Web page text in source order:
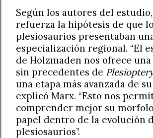
Según los autores del
refuerza la hipótesis de que
plesiosaurios presentaban
especialización regional. “El
de Holzmaden nos ofrece
sin precedentes de
una etapa más avanzada de
explicó Marx. “Esto nos
comprender mejor su
papel dentro de la evolución
plesiosaurios”.